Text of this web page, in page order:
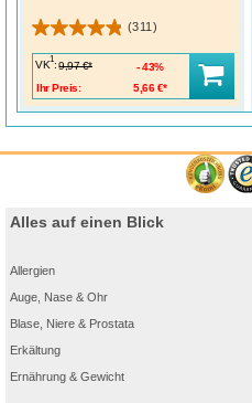
(311)
VK
1
: 9,97 €*
Ihr Preis:
5,66 €*
43%
Alles auf einen Blick
Allergien
Auge, Nase & Ohr
Blase, Niere & Prostata
Erkältung
Ernährung & Gewicht